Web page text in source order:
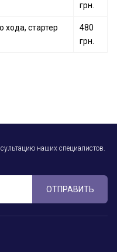
грн.
хода, стартер
480
грн.
наших специалистов.
ОТПРАВИТЬ